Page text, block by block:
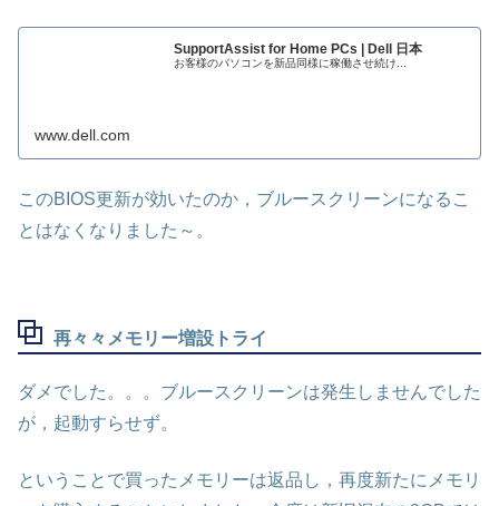
SupportAssist for Home PCs | Dell 日本
お客様のパソコンを新品同様に稼働させ続け...
www.dell.com
このBIOS更新が効いたのか，ブルースクリーンになるこ
とはなくなりました～。
再々々メモリー増設トライ
ダメでした。。。ブルースクリーンは発生しませんでした
が，起動すらせず。
ということで買ったメモリーは返品し，再度新たにメモリ